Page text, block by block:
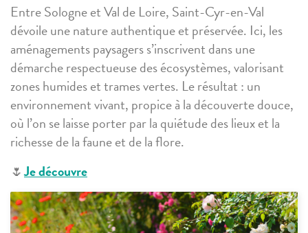
Entre Sologne et Val de Loire, Saint-Cyr-en-Val
dévoile une nature authentique et préservée. Ici, les
aménagements paysagers s’inscrivent dans une
démarche respectueuse des écosystèmes, valorisant
zones humides et trames vertes. Le résultat : un
environnement vivant, propice à la découverte douce,
où l’on se laisse porter par la quiétude des lieux et la
richesse de la faune et de la flore.
🌷Je découvre